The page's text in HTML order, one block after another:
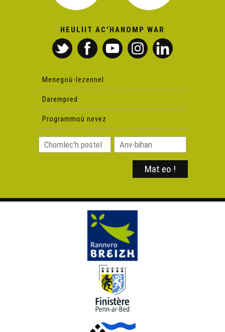
Ramoneurs de Menhirs – Oy oy oy
Ramoneurs de Menhirs – Marjanig
Yann Queffeleant
Paotred al loc'h
Ozan Trio - Ar mêwier
Morwenn Le Normand & Roland Conq - Kanomp nouel
e penn an ti
Morwenn Le Normand & Roland Conq – Noz an
Morwenn Le Normand & Roland Conq - Paotrig bihan
Skol Div Yezh Rostrenn - Pa ziskenn ar mor
HEULIIT AC'HANOMP WAR
Menegoù-lezennel
Darempred
Programmoù nevez